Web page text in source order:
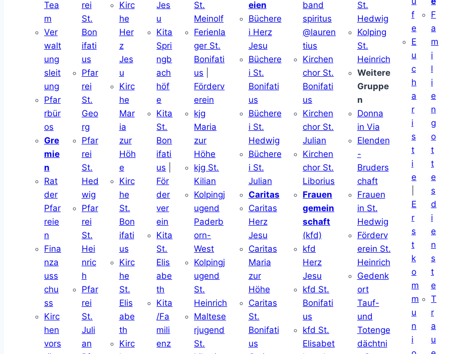
Tea
m
Ver
walt
ung
sleit
ung
Pfar
rbür
os
Gre
mie
n
Rat
der
Pfar
reie
n
Fina
nza
uss
chu
ss
Kirc
hen
vors
rei
St.
Bon
ifati
us
Pfar
rei
St.
Geo
rg
Pfar
rei
St.
Hed
wig
Pfar
rei
St.
Hei
nric
h
Pfar
rei
St.
Juli
an
Kirc
he
Her
z
Jes
u
Kirc
he
Mar
ia
zur
Höh
e
Kirc
he
St.
Bon
ifati
us
Kirc
he
St.
Elis
abe
th
Kirc
Jes
u
Kita
Spri
ngb
ach
höf
e
Kita
St.
Bon
ifati
us
För
der
ver
ein
Kita
St.
Elis
abe
th
Kita
/Fa
mili
enz
St.
Meinolf
Ferienla
ger St.
Bonifati
us
Förderv
erein
kjg
Maria
zur
Höhe
kjg St.
Kilian
Kolpingj
ugend
Paderb
orn-
West
Kolpingj
ugend
St.
Heinrich
Maltese
rjugend
St.
eien
Büchere
i Herz
Jesu
Büchere
i St.
Bonifati
us
Büchere
i St.
Hedwig
Büchere
i St.
Julian
Caritas
Caritas
Herz
Jesu
Caritas
Maria
zur
Höhe
Caritas
St.
Bonifati
us
band
spiritus
@lauren
tius
Kirchen
chor St.
Bonifati
us
Kirchen
chor St.
Julian
Kirchen
chor St.
Liborius
Frauen
gemein
schaft
(kfd)
kfd
Herz
Jesu
kfd St.
Bonifati
us
kfd St.
Elisabet
St.
Hedwig
Kolping
St.
Heinrich
Weitere
Gruppe
n
Donna
in Via
Elenden
-
Bruders
chaft
Frauen
in St.
Hedwig
Förderv
erein St.
Heinrich
Gedenk
ort
Tauf-
und
Totenge
dächtni
f
e
E
u
c
h
a
r
i
s
t
i
e
E
r
s
t
k
o
m
m
u
n
i
F
a
m
i
l
i
e
n
g
o
t
t
e
s
d
i
e
n
s
t
e
T
r
a
u